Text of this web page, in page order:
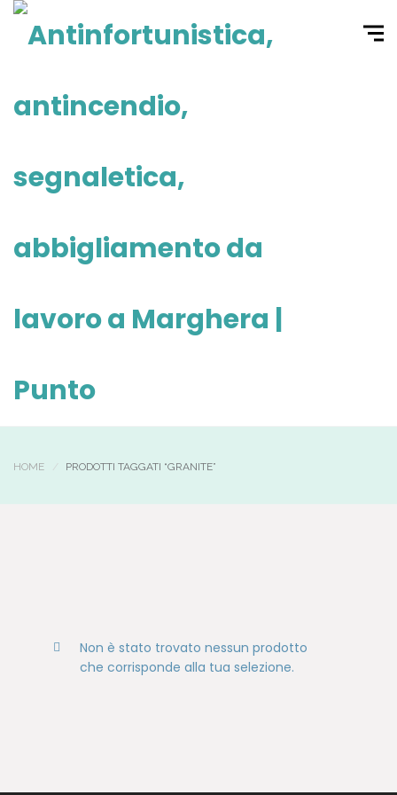
HOME PRODOTTI TAGGATI “GRANITE”
Non è stato trovato nessun prodotto
che corrisponde alla tua selezione.